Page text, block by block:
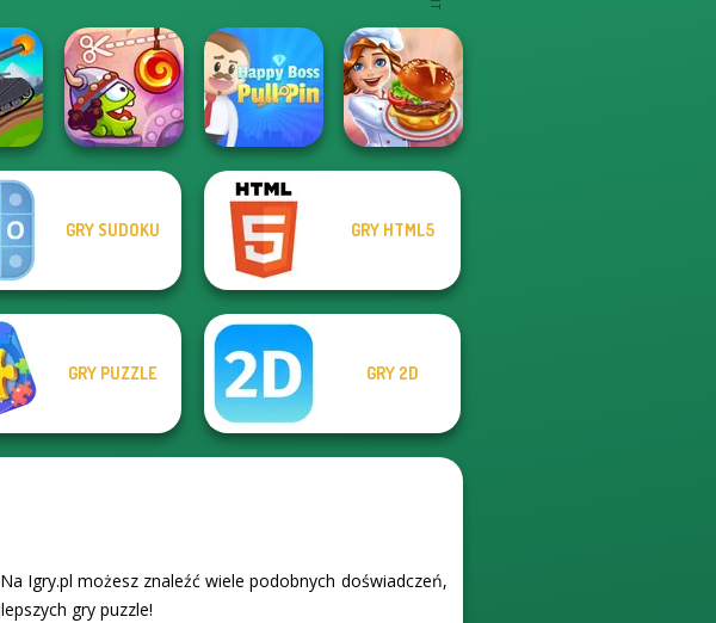
Cut The Rope:
Happy Boss Pull
Pin
GRY SUDOKU GRY HTML5
GRY PUZZLE GRY 2D
Igry.pl możesz znaleźć wiele podobnych doświadczeń,
gry puzzle!